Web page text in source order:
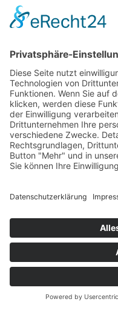
Das Projekt zur
Ansprechstellen für
Hessen wird gefördert
Integrationsamtes.
des Hessischen
Jugend und Soziales
Bildungswerks der
durchgeführt.